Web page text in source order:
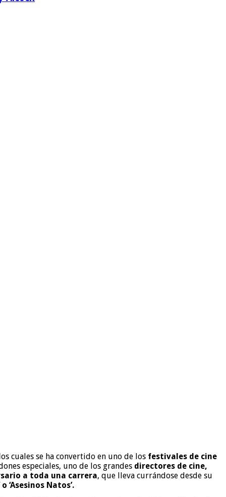
cuales se ha convertido en uno de los festivales de cine
especiales, uno de los grandes directores de cine,
a toda una carrera, que lleva currándose desde su
o ‘Asesinos Natos’.